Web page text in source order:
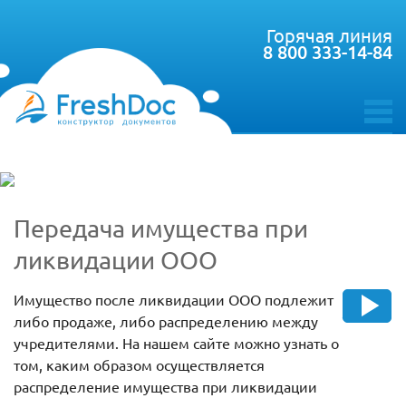
toggle
Горячая линия
8 800 333-14-84
Передача имущества при
ликвидации ООО
Имущество после ликвидации ООО подлежит
либо продаже, либо распределению между
учредителями. На нашем сайте можно узнать о
том, каким образом осуществляется
распределение имущества при ликвидации